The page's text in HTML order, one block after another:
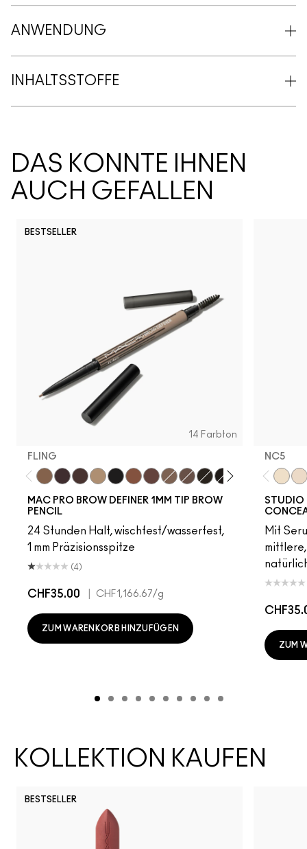
ANWENDUNG
INHALTSSTOFFE
DAS KÖNNTE IHNEN
AUCH GEFALLEN
BESTSELLER
14 Farbton
FLING
MAC PRO BROW DEFINER 1MM TIP BROW
PENCIL
24 Stunden Halt, wischfest/wasserfest,
1 mm Präzisionsspitze
(4)
CHF35.00 CHF1,166.67/g
ZUM WARENKORB HINZUFÜGEN
NC5​
STUDIO
Mit
ZUM
KOLLEKTION KAUFEN
BESTSELLER